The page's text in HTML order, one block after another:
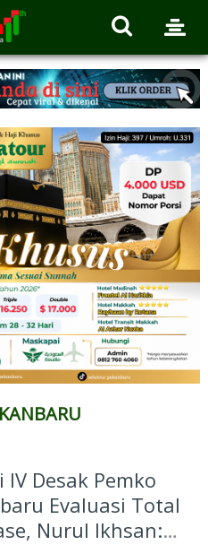
IV Desak Pemko
Evaluasi Total
Nurul Ikhsan: